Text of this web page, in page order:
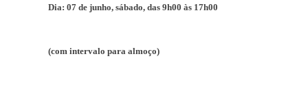
Dia: 07 de junho, sábado, das 9h00 às 17h00
(com intervalo para almoço)